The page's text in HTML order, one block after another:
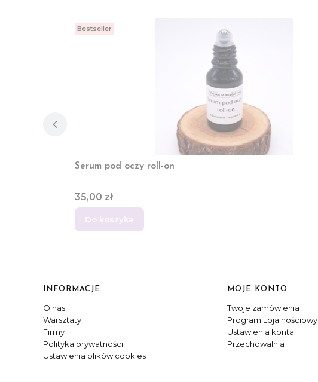
Bestseller
Serum pod oczy roll-on
Cena
35,00 zł
Do koszyka
Linki w stopce
INFORMACJE
O nas
Warsztaty
Firmy
Polityka prywatności
Ustawienia plików cookies
MOJE KONTO
Twoje zamówienia
Program Lojalnościowy
Ustawienia konta
Przechowalnia